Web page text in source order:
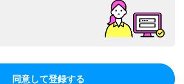
同意して登録する